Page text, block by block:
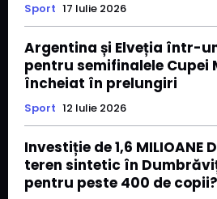
Sport 17 Iulie 2026
Argentina și Elveția într-
pentru semifinalele Cupei
încheiat în prelungiri
Sport 12 Iulie 2026
Investiție de 1,6 MILIOANE
teren sintetic în
pentru peste 400 de copii?